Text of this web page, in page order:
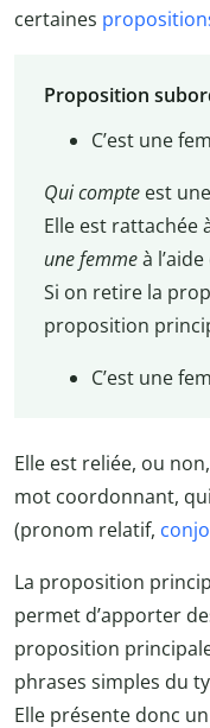
certaines
Proposition
C’est une
Qui compteest
Elle est rattachée
une femmeà
Si on retire la
proposition
C’est une
Elle est reliée, ou
mot coordonnant,
(pronom relatif,
La proposition
permet d’apporter
proposition
phrases simples du
Elle présente donc